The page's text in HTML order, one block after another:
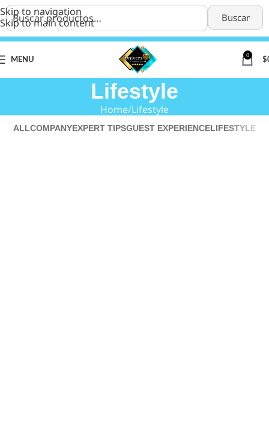
Buscar
Skip to navigation
Skip to main content
MENU
0
$
Lifestyle
Home Lifestyle
ALLCOMPANYEXPERT TIPSGUEST EXPERIENCELIFESTYLE